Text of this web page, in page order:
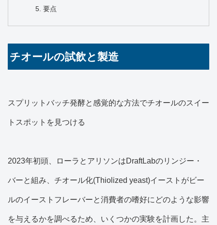
要点
チオールの試飲と製造
スプリットバッチ発酵と感覚的な方法でチオールのスイー
トスポットを見つける
2023年初頭、ローラとアリソンはDraftLabのリンジー・
バーと組み、チオール化(Thiolized yeast)イーストがビー
ルのイーストフレーバーと消費者の嗜好にどのような影響
を与えるかを調べるため、いくつかの実験を計画した。主